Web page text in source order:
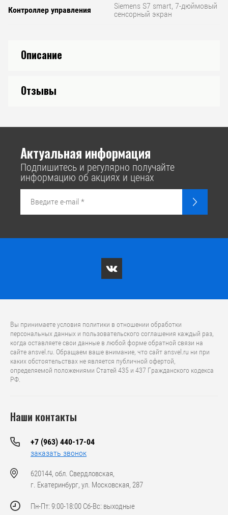
Контроллер управления
Siemens S7 smart, 7-дюймовый
сенсорный экран
Описание
Отзывы
Актуальная информация
Подпишитесь и регулярно получайте
информацию об акциях и ценах
Вы принимаете условия политики в отношении обработки
персональных данных и пользовательского соглашения каждый раз,
когда оставляете свои данные в любой форме обратной связи на
сайте ansvel.ru. Обращаем ваше внимание, что caйт ansvel.ru ни при
каких обстоятельствах не является публичной офертой,
определяемой положениями Статей 435 и 437 Гражданского кодекса
РФ.
Наши контакты
+7 (963) 440-17-04
заказать звонок
620144, обл. Свердловская,
г. Екатеринбург, ул. Московская, 287
Пн-Пт: 9:00-18:00 Сб-Вс: выходные